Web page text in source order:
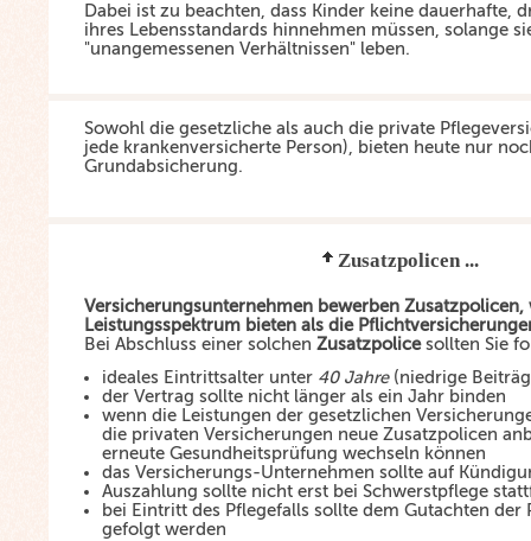
Dabei ist zu beachten, dass Kinder keine dauerhafte,
ihres Lebensstandards hinnehmen müssen, solange
"unangemessenen Verhältnissen" leben.
Sowohl die gesetzliche als auch die private
jede krankenversicherte Person), bieten heute nur
Grundabsicherung.
Zusatzpolicen ...
Versicherungsunternehmen bewerben Zusatzpolicen,
Leistungsspektrum bieten als die
Bei Abschluss einer solchen Zusatzpolicesollten Sie
ideales Eintrittsalter unter 40 Jahre(niedrige
der Vertrag sollte nicht länger als ein Jahr binden
wenn die Leistungen der gesetzlichen
die privaten Versicherungen neue Zusatzpolicen
erneute Gesundheitsprüfung wechseln können
das Versicherungs-Unternehmen sollte auf
Auszahlung sollte nicht erst bei Schwerstpflege
bei Eintritt des Pflegefalls sollte dem Gutachten
gefolgt werden